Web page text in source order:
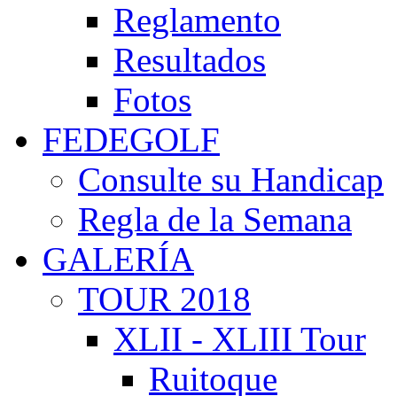
Reglamento
Resultados
Fotos
FEDEGOLF
Consulte su Handicap
Regla de la Semana
GALERÍA
TOUR 2018
XLII - XLIII Tour
Ruitoque